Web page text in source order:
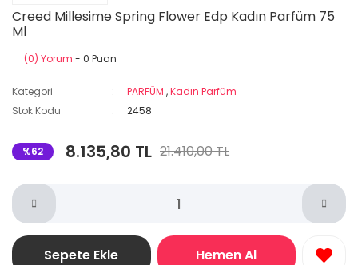
Creed Millesime Spring Flower Edp Kadın Parfüm 75
Ml
(0) Yorum - 0 Puan
Kategori PARFÜM ,Kadın Parfüm
Stok Kodu
2458
%62 8.135,80 TL 21.410,00 TL
Sepete Ekle Hemen Al